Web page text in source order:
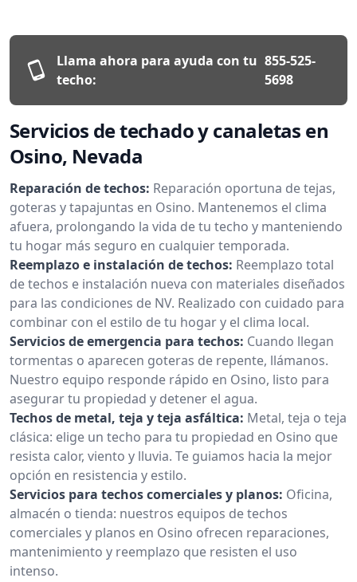
Llama ahora para ayuda con tu
techo:
855-525-
5698
Servicios de techado y canaletas en
Osino, Nevada
Reparación de techos: Reparación oportuna de tejas,
goteras y tapajuntas en Osino. Mantenemos el clima
afuera, prolongando la vida de tu techo y manteniendo
tu hogar más seguro en cualquier temporada.
Reemplazo e instalación de techos: Reemplazo total
de techos e instalación nueva con materiales diseñados
para las condiciones de NV. Realizado con cuidado para
combinar con el estilo de tu hogar y el clima local.
Servicios de emergencia para techos: Cuando llegan
tormentas o aparecen goteras de repente, llámanos.
Nuestro equipo responde rápido en Osino, listo para
asegurar tu propiedad y detener el agua.
Techos de metal, teja y teja asfáltica: Metal, teja o teja
clásica: elige un techo para tu propiedad en Osino que
resista calor, viento y lluvia. Te guiamos hacia la mejor
opción en resistencia y estilo.
Servicios para techos comerciales y planos: Oficina,
almacén o tienda: nuestros equipos de techos
comerciales y planos en Osino ofrecen reparaciones,
mantenimiento y reemplazo que resisten el uso
intenso.